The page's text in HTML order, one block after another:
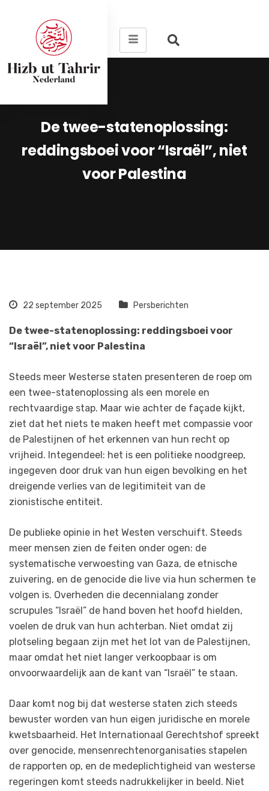
De twee-statenoplossing:
reddingsboei voor “Israël”, niet
voor Palestina
22 september 2025 Persberichten
De twee-statenoplossing: reddingsboei voor
“Israël”, niet voor Palestina
Steeds meer Westerse staten presenteren de roep om
een twee-statenoplossing als een morele en
rechtvaardige stap. Maar wie achter de façade kijkt,
ziet dat het niets te maken heeft met compassie voor
de Palestijnen of het erkennen van hun recht op
vrijheid. Integendeel: het is een politieke noodgreep,
ingegeven door druk van hun eigen bevolking en het
dreigende verlies van de legitimiteit van de
zionistische entiteit.
De publieke opinie in het Westen verschuift. Steeds
meer mensen zien de feiten onder ogen: de
systematische verwoesting van Gaza, de etnische
zuivering, en de genocide die live via hun schermen te
volgen is. Overheden die decennialang zonder
scrupules “Israël” de hand boven het hoofd hielden,
voelen de druk van hun achterban. Niet omdat zij
plotseling begaan zijn met het lot van de Palestijnen,
maar omdat het niet langer verkoopbaar is om
onvoorwaardelijk aan de kant van “Israël” te staan.
Daar komt nog bij dat westerse staten zich steeds
bewuster worden van hun eigen juridische en morele
kwetsbaarheid. Het Internationaal Gerechtshof spreekt
over genocide, mensenrechtenorganisaties stapelen
de rapporten op, en de medeplichtigheid van westerse
regeringen komt steeds nadrukkelijker in beeld. Niet